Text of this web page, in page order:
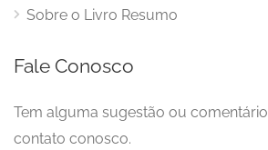
Sobre o Livro Resumo
Fale Conosco
Tem alguma sugestão ou
contato conosco.